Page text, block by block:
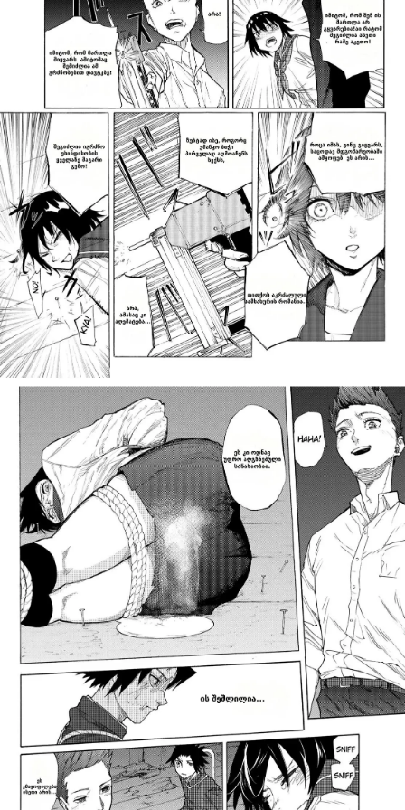
ავტორიზაცია
არ გაქვს ექაუნთი?დარეგისტრირდი
ან
მომხმარებელი:
პაროლი: დაგავიწყდა პაროლი?
არ დაიმახსოვრო
შესვლა
კოდით შესვლა